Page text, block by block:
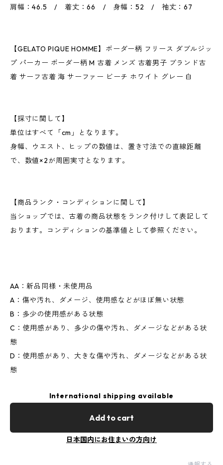
肩幅：46.5 / 着丈：66 / 身幅：52 / 袖丈：67
【GELATO PIQUE HOMME】ボーダー柄 フリース ダブルジッ
プ パーカー ボーダー柄 M 古着 メンズ 古着男子 ブランド古
着 サーフ古着 海 サーファー ビーチ ホワイト グレー 白
【採寸に関して】
単位はすべて「cm」となります。
身幅、ウエスト、ヒップの数値は、置き寸法での直線距離
で、数値×2が周囲実寸となります。
【商品ランク・コンディションに関して】
当ショップでは、古着の商品状態をランク付けして表記して
おります。コンディションの基準値として参照ください。
AA：新品同様・未使用品
A：傷や汚れ、ダメージ、使用感などがほぼ無い状態
B：多少の使用感がある状態
C：使用感があり、多少の傷や汚れ、ダメージなどがある状
態
D：使用感があり、大きな傷や汚れ、ダメージなどがある状
態
International shipping available
Add to cart
日本国内にお住まいの方向け